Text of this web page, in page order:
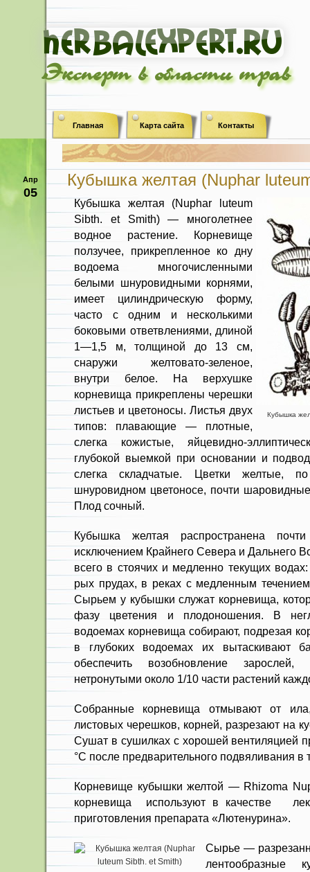
Эксперт в области трав
Главная Карта сайта Контакты
Апр
05
Кубышка желтая (Nuphar
Кубышка
Кубышка желтая (Nuphar luteum
Sibth. et Smith) — многолетнее
водное растение. Корне­вище
ползучее, прикрепленное ко дну
водоема многочисленными
белыми шнуровидными корнями,
имеет ци­линдрическую форму,
часто с одним и несколькими
боковыми ответвления­ми, длиной
1—1,5 м, толщиной до 13 см,
снаружи желтовато-зеленое,
внутри белое. На верхушке
корневища прикреплены черешки
листьев и цвето­носы. Листья двух
типов: плавающие — плотные,
слегка кожистые, яй­цевидно-
глубокой выемкой при основании и
слегка складчатые. Цветки желтые,
шнуровидном цвето­носе, почти
Плод сочный.
Кубышка желтая распространена
исключением Крайнего Севера и Дальне­го
всего в стоячих и медленно те­кущих
рых прудах, в реках с медленным
Сырьем у кубышки служат корневища,
фазу цветения и плодоношения. В
водоемах корневища собирают, подрезая
в глубоких водоемах их вытаскивают
обеспечить возобновление зарослей,
нетронутыми око­ло 1/10 части растений
Собранные корневища отмывают от
листовых черешков, корней, разрезают на
Сушат в сушилках с хорошей вентиляцией
°С после предвари­тельного подвяливания
Корневище кубышки желтой — Rhizoma
корневища используют в качестве
приготовления препарата «Лютенурина».
Сырье —
лентообразные